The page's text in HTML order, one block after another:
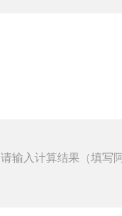
请输入计算结果（填写